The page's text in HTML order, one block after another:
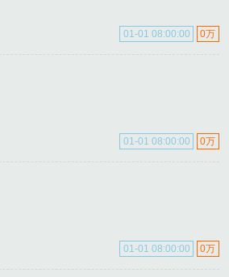
0万
01-01 08:00:00
0万
01-01 08:00:00
0万
01-01 08:00:00